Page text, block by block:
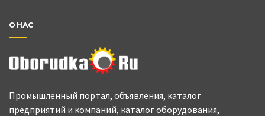
О НАС
Промышленный портал, объявления, каталог
предприятий и компаний, каталог оборудования,